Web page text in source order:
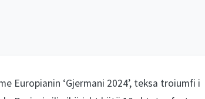
Europianin ‘Gjermani 2024’, teksa troiumfi i